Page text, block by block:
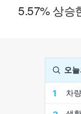
5.57% 상승